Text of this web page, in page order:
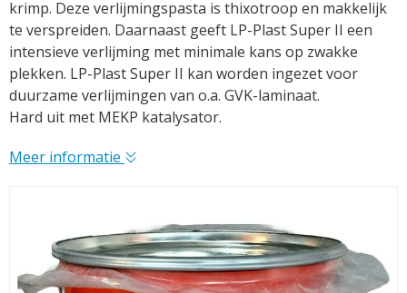
krimp. Deze verlijmingspasta is thixotroop en makkelijk
te verspreiden. Daarnaast geeft LP-Plast Super II een
intensieve verlijming met minimale kans op zwakke
plekken. LP-Plast Super II kan worden ingezet voor
duurzame verlijmingen van o.a. GVK-laminaat.
Hard uit met MEKP katalysator.
Meer informatie